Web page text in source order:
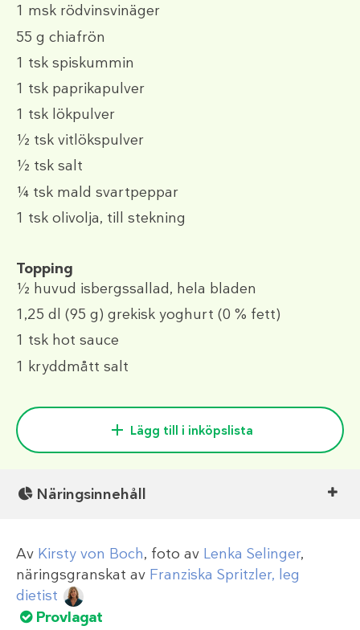
1 msk rödvinsvinäger
55 g chiafrön
1 tsk spiskummin
1 tsk paprikapulver
1 tsk lökpulver
½ tsk vitlökspulver
½ tsk salt
¼ tsk mald svartpeppar
1 tsk olivolja, till stekning
Topping
½ huvud isbergssallad, hela bladen
1,25 dl (95 g) grekisk yoghurt (0 % fett)
1 tsk hot sauce
1 kryddmått salt
Lägg till i inköpslista
Näringsinnehåll
Av Kirsty von Boch, foto av Lenka Selinger,
näringsgranskat av Franziska Spritzler, leg
dietist
Provlagat